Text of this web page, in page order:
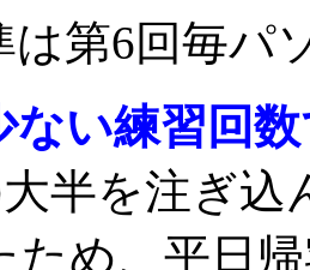
第6回毎パ
ない練習回
半を注ぎ
ため、平日